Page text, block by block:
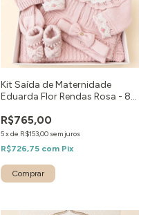
Kit Saída de Maternidade
Eduarda Flor Rendas Rosa - 8
R$765,00
5xde R$153,00 sem juros
R$726,75 com Pix
Comprar